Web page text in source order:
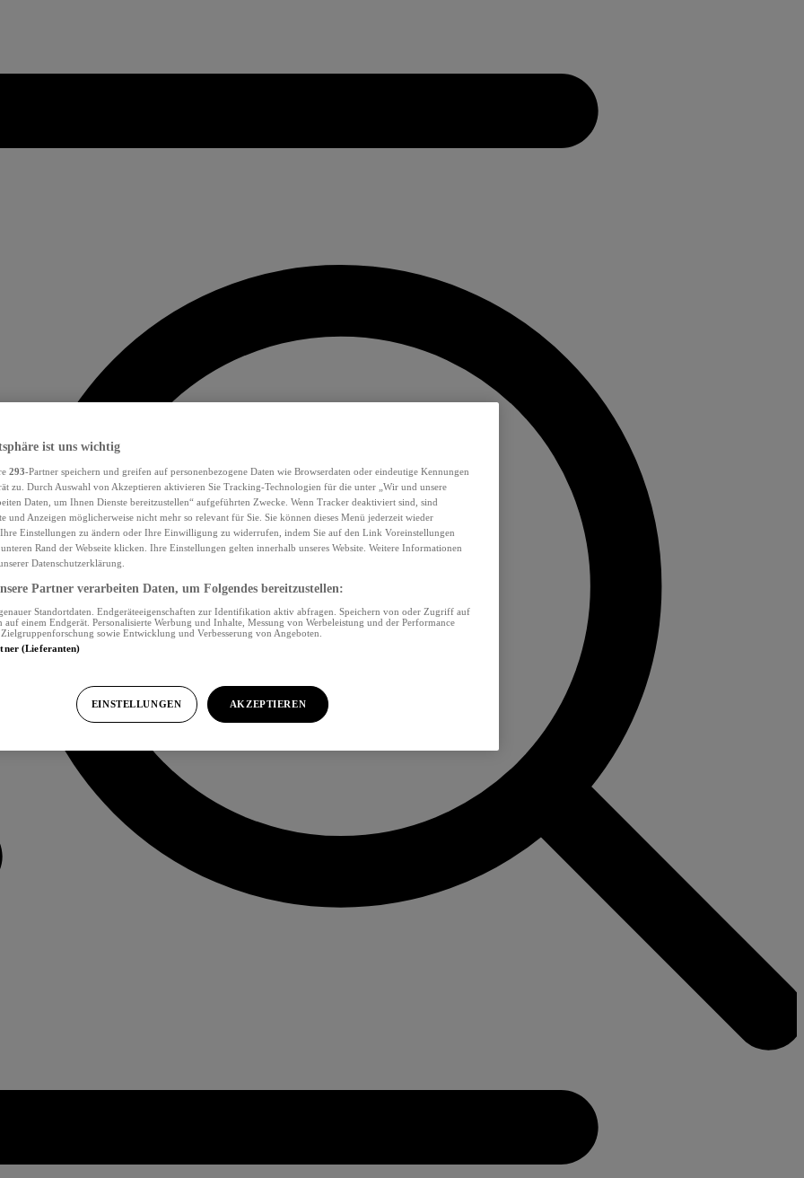
ist uns wichtig
293-Partner speichern und greifen auf personenbezogene Daten wie Browserdaten oder eindeutige Kennungen
zu. Durch Auswahl von Akzeptieren aktivieren Sie Tracking-Technologien für die unter „Wir und unsere
Daten, um Ihnen Dienste bereitzustellen“ aufgeführten Zwecke. Wenn Tracker deaktiviert sind, sind
und Anzeigen möglicherweise nicht mehr so relevant für Sie. Sie können dieses Menü jederzeit wieder
Einstellungen zu ändern oder Ihre Einwilligung zu widerrufen, indem Sie auf den Link Voreinstellungen
Rand der Webseite klicken. Ihre Einstellungen gelten innerhalb unseres Website. Weitere Informationen
Datenschutzerklärung.
Partner verarbeiten Daten, um Folgendes bereitzustellen:
Standortdaten. Endgeräteeigenschaften zur Identifikation aktiv abfragen. Speichern von oder Zugriff auf
einem Endgerät. Personalisierte Werbung und Inhalte, Messung von Werbeleistung und der Performance
sowie Entwicklung und Verbesserung von Angeboten.
(Lieferanten)
EINSTELLUNGEN AKZEPTIEREN